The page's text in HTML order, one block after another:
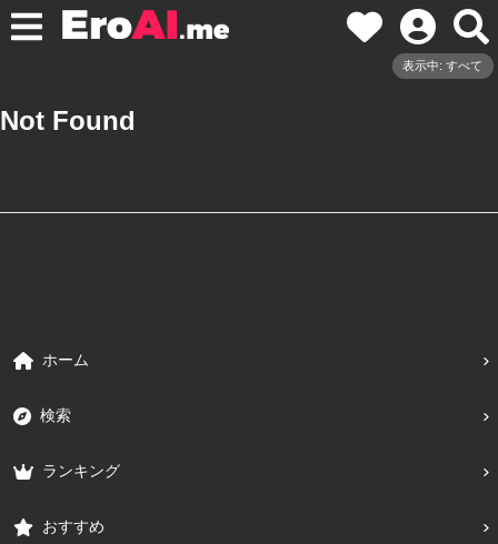
表示中: すべて
Not Found
ホーム
検索
ランキング
おすすめ